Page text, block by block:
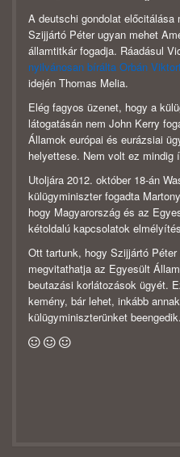
A deutschi gondolat
Szijjártó Péter ugyan mehet
államtitkár fogadja. Ráadásul
nyilvánosan bírálta Orbán
idején Thomas Melia.
Elég fagyos üzenet, hogy a
látogatásán nem John Kerry
Államok európai és eurázsiai
helyettese. Nem volt ez mindig
Utoljára 2012. október 18-án
külügyminiszter fogadta
hogy Magyarország és az
kétoldalú kapcsolatok
Ott tartunk, hogy Szijjártó
megvitathatja az Egyesült
beutazási korlátozások ügyét.
kemény, bár lehet, inkább
külügyminiszterünket beengedik.